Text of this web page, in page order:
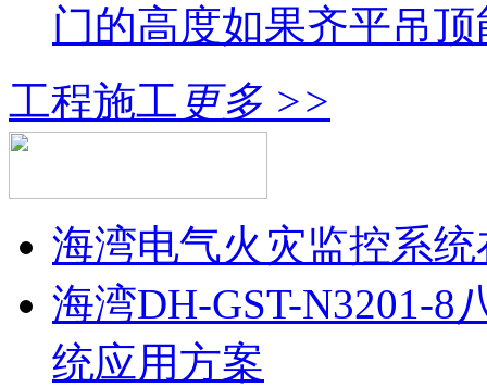
门的高度如果齐平吊
工程施工 更多 >>
海湾电气火灾监控系
海湾DH-GST-N3201-8
统应用方案